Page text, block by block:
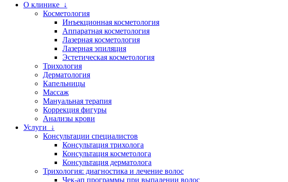
О клинике ↓
Косметология
Инъекционная косметология
Аппаратная косметология
Лазерная косметология
Лазерная эпиляция
Эстетическая косметология
Трихология
Дерматология
Капельницы
Массаж
Мануальная терапия
Коррекция фигуры
Анализы крови
Услуги ↓
Консультации специалистов
Консультация трихолога
Консультация косметолога
Консультация дерматолога
Трихология: диагностика и лечение волос
Чек-ап программы при выпадении волос